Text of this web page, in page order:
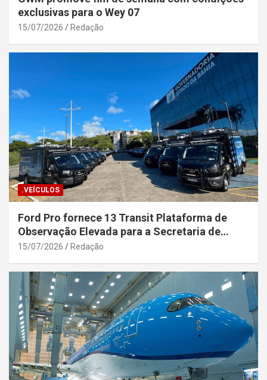
exclusivas para o Wey 07
15/07/2026 Redação
.VEÍCULOS
Ford Pro fornece 13 Transit Plataforma de
Observação Elevada para a Secretaria de
Segurança Pública da Bahia
15/07/2026 Redação